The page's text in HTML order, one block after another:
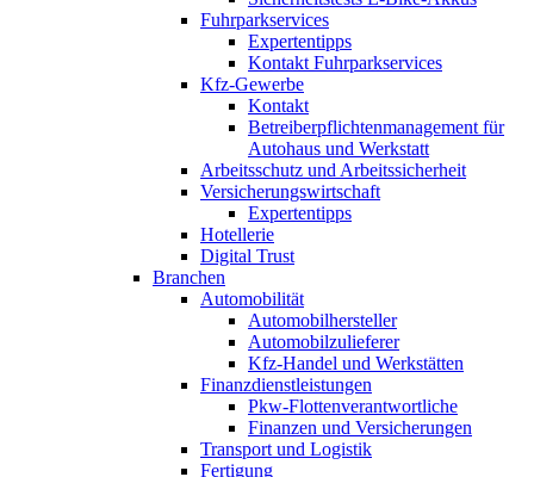
Fuhrparkservices
Expertentipps
Kontakt Fuhrparkservices
Kfz-Gewerbe
Kontakt
Betreiberpflichtenmanagement für
Autohaus und Werkstatt
Arbeitsschutz und Arbeitssicherheit
Versicherungswirtschaft
Expertentipps
Hotellerie
Digital Trust
Branchen
Automobilität
Automobilhersteller
Automobilzulieferer
Kfz-Handel und Werkstätten
Finanzdienstleistungen
Pkw‑Flottenverantwortliche
Finanzen und Versicherungen
Transport und Logistik
Fertigung